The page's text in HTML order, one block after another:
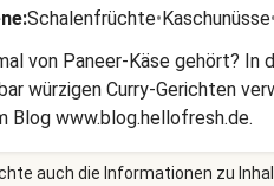
:Schalenfrüchte•Kaschunüsse•
von Paneer-Käse gehört? In
würzigen Curry-Gerichten
Blog www.blog.hellofresh.de.
auch die Informationen zu